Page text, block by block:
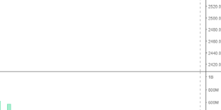
ちょがみしたのでは。
』車は売れている。6カ月で対前年同期比
かけ「出て行け！」「極右勢力」のプラカー